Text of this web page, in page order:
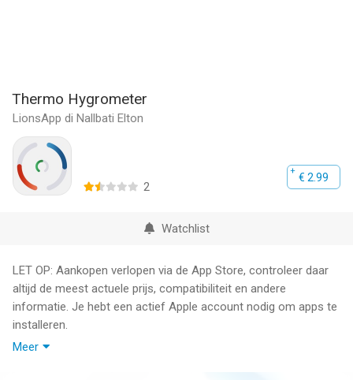
Thermo Hygrometer
LionsApp di Nallbati Elton
€ 2.99
2
Watchlist
LET OP: Aankopen verlopen via de App Store, controleer daar
altijd de meest actuele prijs, compatibiliteit en andere
informatie. Je hebt een actief Apple account nodig om apps te
installeren.
Meer